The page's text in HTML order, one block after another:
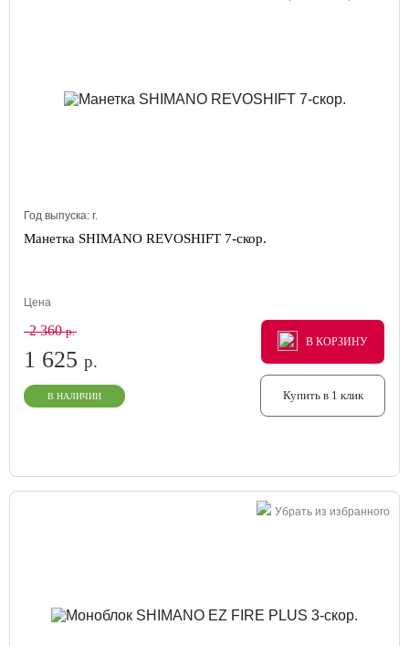
Год выпуска: г.
Манетка SHIMANO REVOSHIFT 7-скор.
Цена
2 360р.
1 625 р.
В НАЛИЧИИ
В КОРЗИНУ
В КОРЗИНУ
В КОРЗИНУ
Купить в 1 клик
Убрать из избранного